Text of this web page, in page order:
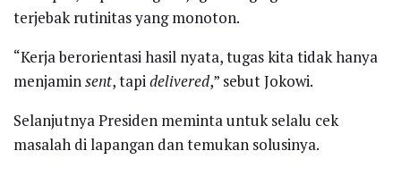
terjebak rutinitas yang monoton.
“Kerja berorientasi hasil nyata, tugas kita tidak hanya
menjaminsent, tapidelivered,” sebut Jokowi.
Selanjutnya Presiden meminta untuk selalu cek
masalah di lapangan dan temukan solusinya.